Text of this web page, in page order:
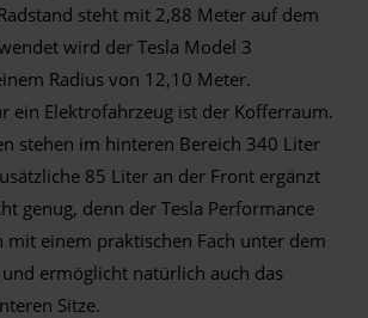
steht mit 2,88 Meter auf dem
wird der Tesla Model 3
Radius von 12,10 Meter.
ein Elektrofahrzeug ist der Kofferraum.
stehen im hinteren Bereich 340 Liter
85 Liter an der Front ergänzt
genug, denn der Tesla Performance
mit einem praktischen Fach unter dem
ermöglicht natürlich auch das
Sitze.